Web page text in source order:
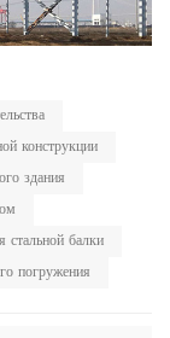
конструкции
здания
стальной балки
погружения